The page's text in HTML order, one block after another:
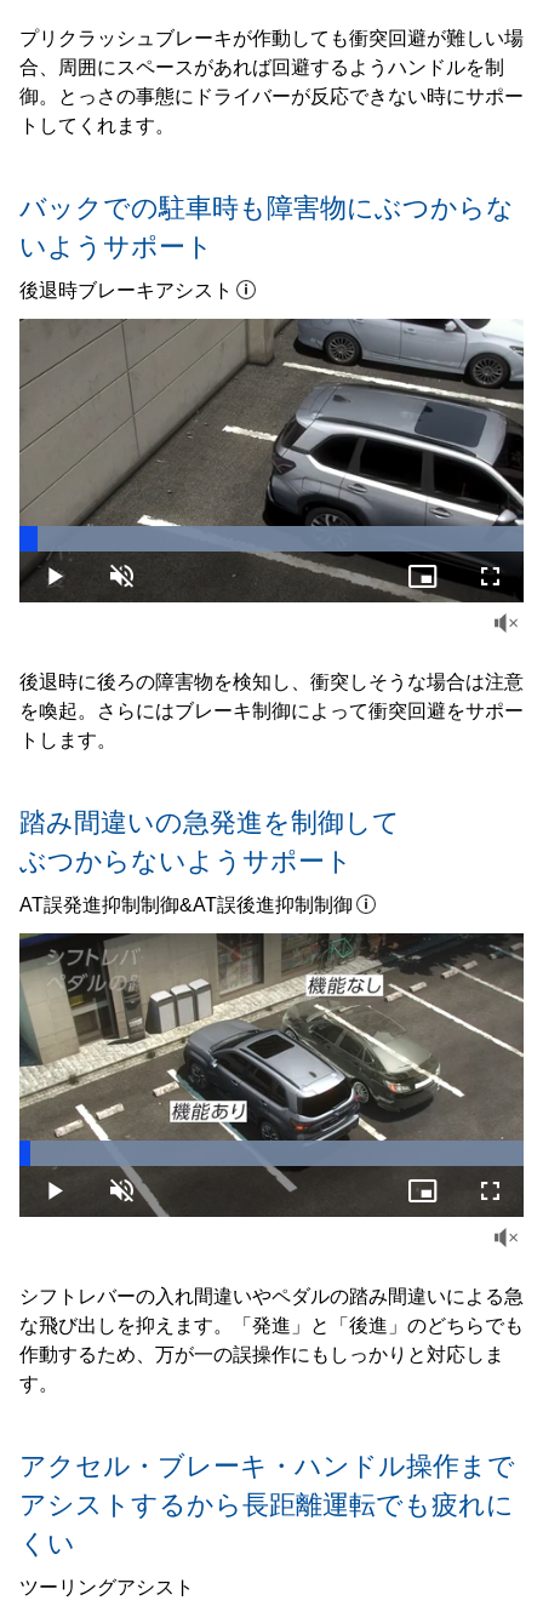
プリクラッシュブレーキが作動しても衝突回避が難しい場
合、周囲にスペースがあれば回避するようハンドルを制
御。とっさの事態にドライバーが反応できない時にサポー
トしてくれます。
バックでの駐車時も障害物にぶつからな
いようサポート
後退時ブレーキアシスト
後退時に後ろの障害物を検知し、衝突しそうな場合は注意
を喚起。さらにはブレーキ制御によって衝突回避をサポー
トします。
Play Unmute
100.00%
Picture-
in-
踏み間違いの急発進を制御して
ぶつからないようサポート
AT誤発進抑制制御&AT誤後進抑制制御
シフトレバーの入れ間違いやペダルの踏み間違いによる急
な飛び出しを抑えます。「発進」と「後進」のどちらでも
作動するため、万が一の誤操作にもしっかりと対応しま
す。
Play Unmute
100.00%
Picture-
in-
アクセル・ブレーキ・ハンドル操作まで
アシストするから長距離運転でも疲れに
くい
ツーリングアシスト